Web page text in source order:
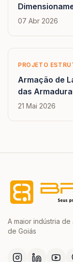
07 Abr 2026
PROJETO
Armação de
das
21 Mai 2026
A maior indústria
de Goiás